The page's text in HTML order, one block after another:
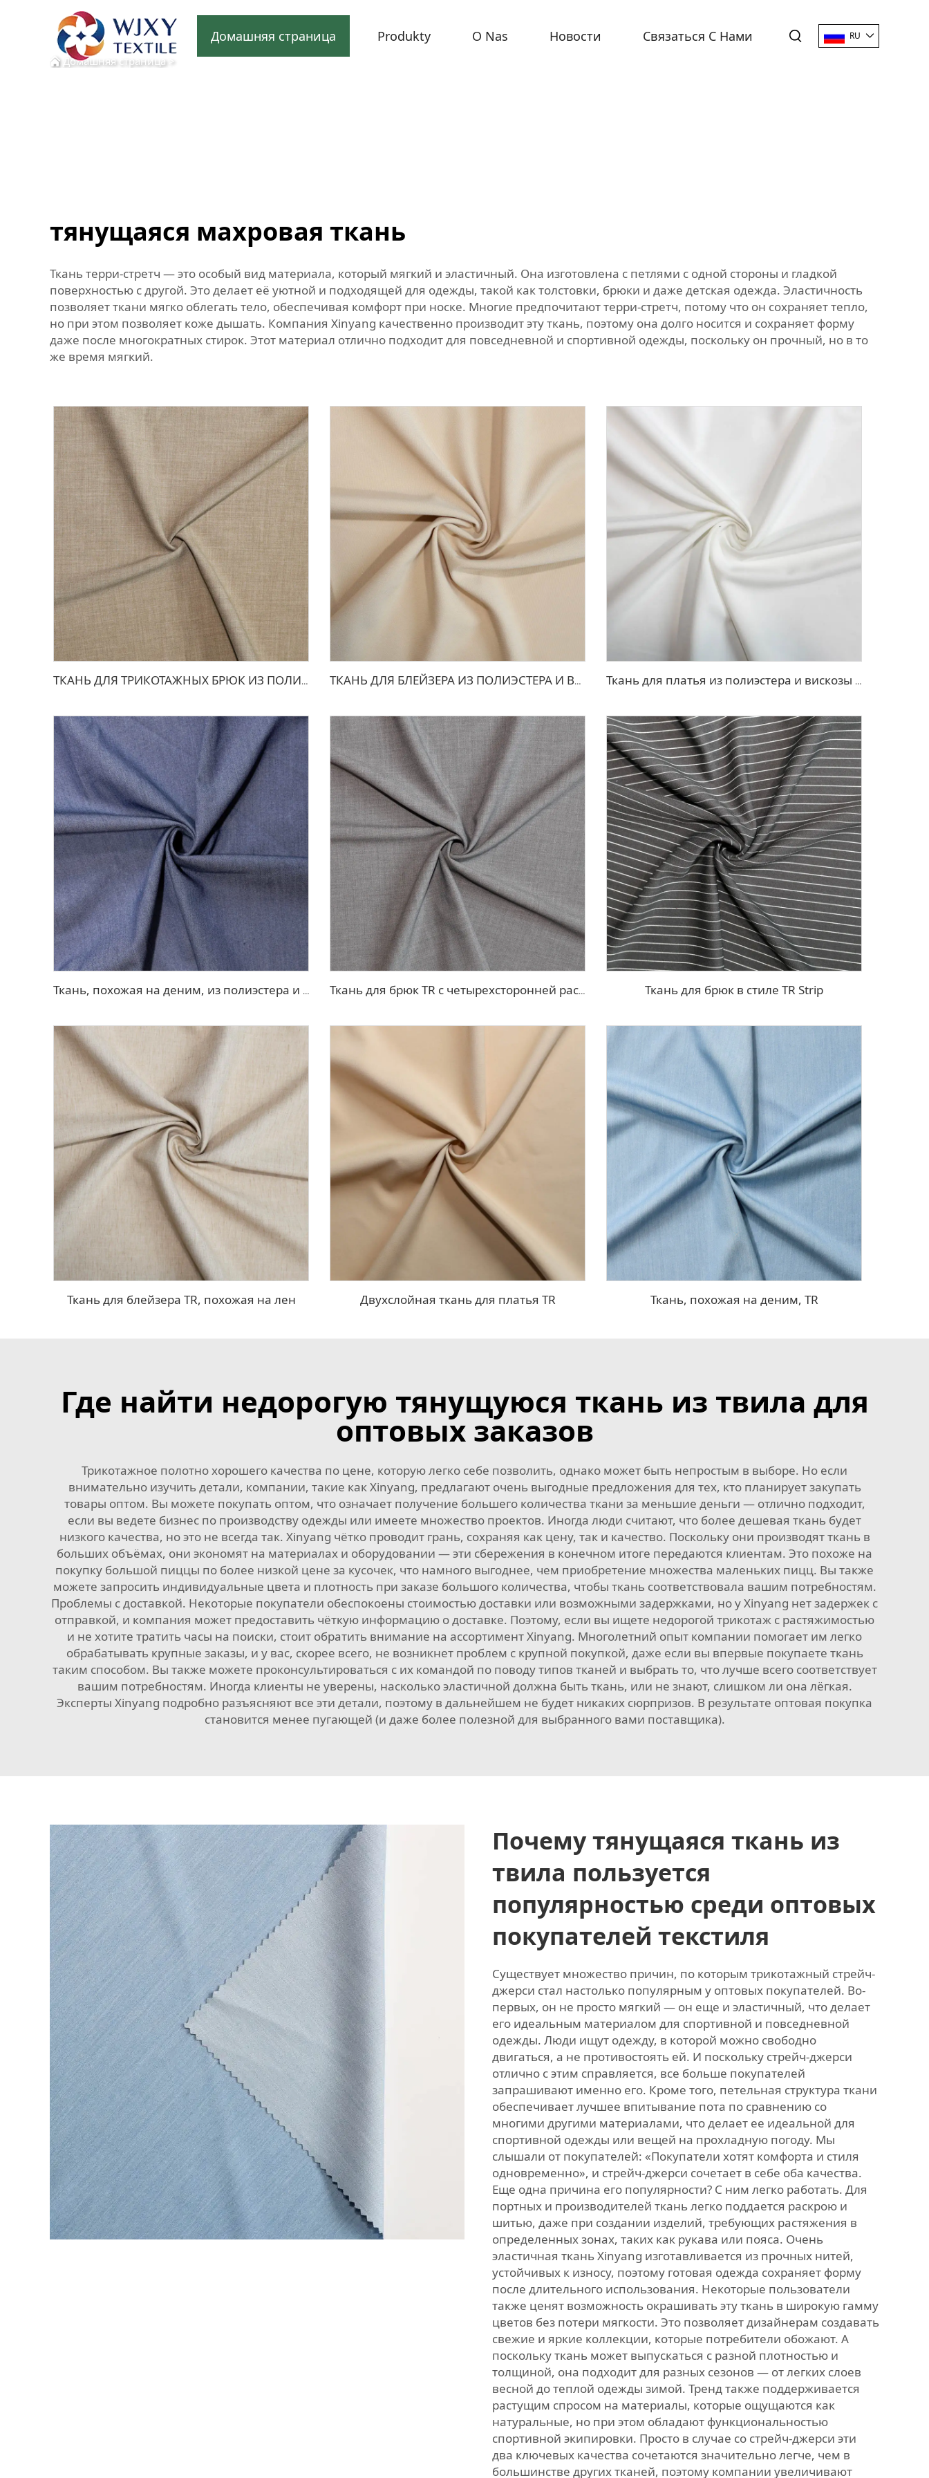
Домашняя страница Produkty O Nas Новости Связаться С Нами RU
Домашняя страница>
тянущаяся махровая ткань
Ткань терри-стретч — это особый вид материала, который мягкий и эластичный. Она изготовлена с петлями с одной стороны и гладкой
поверхностью с другой. Это делает её уютной и подходящей для одежды, такой как толстовки, брюки и даже детская одежда. Эластичность
позволяет ткани мягко облегать тело, обеспечивая комфорт при носке. Многие предпочитают терри-стретч, потому что он сохраняет тепло,
но при этом позволяет коже дышать. Компания Xinyang качественно производит эту ткань, поэтому она долго носится и сохраняет форму
даже после многократных стирок. Этот материал отлично подходит для повседневной и спортивной одежды, поскольку он прочный, но в то
же время мягкий.
ТКАНЬ ДЛЯ ТРИКОТАЖНЫХ БРЮК ИЗ ПОЛИЭСТЕРА И ВИСКОЗЫ ТКАНЬ ДЛЯ БЛЕЙЗЕРА ИЗ ПОЛИЭСТЕРА И ВИСКОЗЫ Ткань для платья из полиэстера и вискозы с эффектом стрейч
Ткань, похожая на деним, из полиэстера и вискозы Ткань для брюк TR с четырехсторонней растяжкой Ткань для брюк в стиле TR Strip
Ткань для блейзера TR, похожая на лен Двухслойная ткань для платья TR Ткань, похожая на деним, TR
Где найти недорогую тянущуюся ткань из твила для
оптовых заказов
Трикотажное полотно хорошего качества по цене, которую легко себе позволить, однако может быть непростым в выборе. Но если
внимательно изучить детали, компании, такие как Xinyang, предлагают очень выгодные предложения для тех, кто планирует закупать
товары оптом. Вы можете покупать оптом, что означает получение большего количества ткани за меньшие деньги — отлично подходит,
если вы ведете бизнес по производству одежды или имеете множество проектов. Иногда люди считают, что более дешевая ткань будет
низкого качества, но это не всегда так. Xinyang чётко проводит грань, сохраняя как цену, так и качество. Поскольку они производят ткань в
больших объёмах, они экономят на материалах и оборудовании — эти сбережения в конечном итоге передаются клиентам. Это похоже на
покупку большой пиццы по более низкой цене за кусочек, что намного выгоднее, чем приобретение множества маленьких пицц. Вы также
можете запросить индивидуальные цвета и плотность при заказе большого количества, чтобы ткань соответствовала вашим потребностям.
Проблемы с доставкой. Некоторые покупатели обеспокоены стоимостью доставки или возможными задержками, но у Xinyang нет задержек с
отправкой, и компания может предоставить чёткую информацию о доставке. Поэтому, если вы ищете недорогой трикотаж с растяжимостью
и не хотите тратить часы на поиски, стоит обратить внимание на ассортимент Xinyang. Многолетний опыт компании помогает им легко
обрабатывать крупные заказы, и у вас, скорее всего, не возникнет проблем с крупной покупкой, даже если вы впервые покупаете ткань
таким способом. Вы также можете проконсультироваться с их командой по поводу типов тканей и выбрать то, что лучше всего соответствует
вашим потребностям. Иногда клиенты не уверены, насколько эластичной должна быть ткань, или не знают, слишком ли она лёгкая.
Эксперты Xinyang подробно разъясняют все эти детали, поэтому в дальнейшем не будет никаких сюрпризов. В результате оптовая покупка
становится менее пугающей (и даже более полезной для выбранного вами поставщика).
Почему тянущаяся ткань из
твила пользуется
популярностью среди оптовых
покупателей текстиля
Существует множество причин, по которым трикотажный стрейч-
джерси стал настолько популярным у оптовых покупателей. Во-
первых, он не просто мягкий — он еще и эластичный, что делает
его идеальным материалом для спортивной и повседневной
одежды. Люди ищут одежду, в которой можно свободно
двигаться, а не противостоять ей. И поскольку стрейч-джерси
отлично с этим справляется, все больше покупателей
запрашивают именно его. Кроме того, петельная структура ткани
обеспечивает лучшее впитывание пота по сравнению со
многими другими материалами, что делает ее идеальной для
спортивной одежды или вещей на прохладную погоду. Мы
слышали от покупателей: «Покупатели хотят комфорта и стиля
одновременно», и стрейч-джерси сочетает в себе оба качества.
Еще одна причина его популярности? С ним легко работать. Для
портных и производителей ткань легко поддается раскрою и
шитью, даже при создании изделий, требующих растяжения в
определенных зонах, таких как рукава или пояса. Очень
эластичная ткань Xinyang изготавливается из прочных нитей,
устойчивых к износу, поэтому готовая одежда сохраняет форму
после длительного использования. Некоторые пользователи
также ценят возможность окрашивать эту ткань в широкую гамму
цветов без потери мягкости. Это позволяет дизайнерам создавать
свежие и яркие коллекции, которые потребители обожают. А
поскольку ткань может выпускаться с разной плотностью и
толщиной, она подходит для разных сезонов — от легких слоев
весной до теплой одежды зимой. Тренд также поддерживается
растущим спросом на материалы, которые ощущаются как
натуральные, но при этом обладают функциональностью
спортивной экипировки. Просто в случае со стрейч-джерси эти
два ключевых качества сочетаются значительно легче, чем в
большинстве других тканей, поэтому компании увеличивают